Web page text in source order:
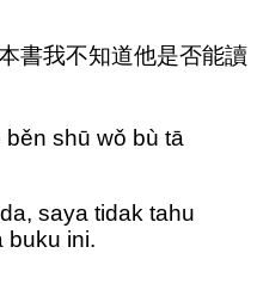
書我不知道他是否能讀
shū wǒ bù tā
saya tidak tahu
buku ini.